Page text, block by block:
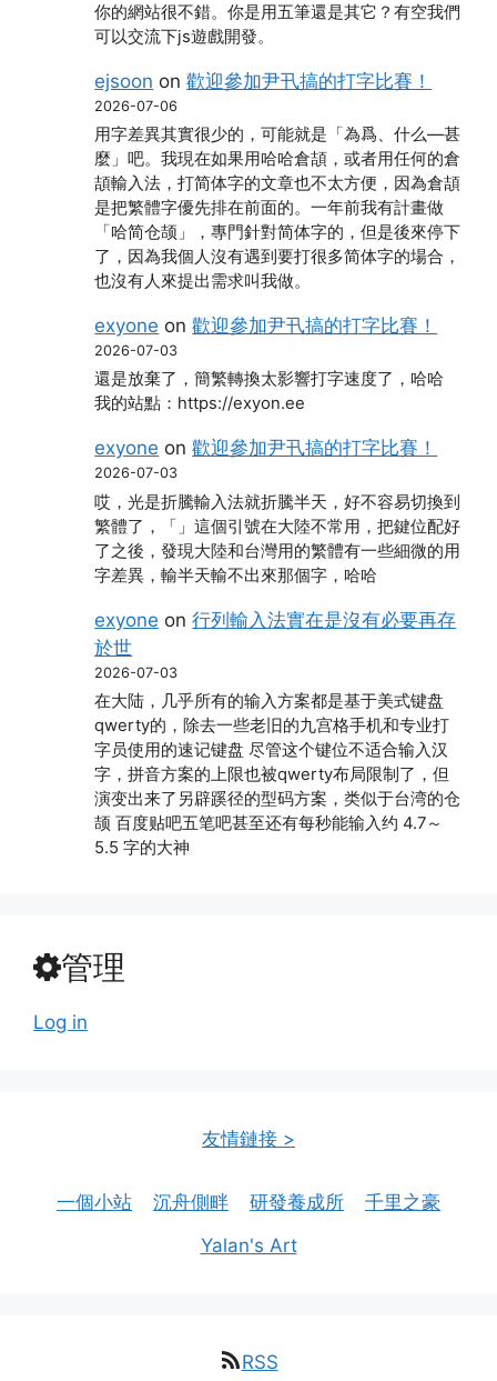
你的網站很不錯。你是用五筆還是其它？有空我們
可以交流下js遊戲開發。
ejsoon on歡迎參加尹卂搞的打字比賽！
2026-07-06
用字差異其實很少的，可能就是「為爲、什么―甚
麼」吧。我現在如果用哈哈倉頡，或者用任何的倉
頡輸入法，打简体字的文章也不太方便，因為倉頡
是把繁體字優先排在前面的。一年前我有計畫做
「哈简仓颉」，專門針對简体字的，但是後來停下
了，因為我個人沒有遇到要打很多简体字的場合，
也沒有人來提出需求叫我做。
exyone on歡迎參加尹卂搞的打字比賽！
2026-07-03
還是放棄了，簡繁轉換太影響打字速度了，哈哈
我的站點：https://exyon.ee
exyone on歡迎參加尹卂搞的打字比賽！
2026-07-03
哎，光是折騰輸入法就折騰半天，好不容易切換到
繁體了，「」這個引號在大陸不常用，把鍵位配好
了之後，發現大陸和台灣用的繁體有一些細微的用
字差異，輸半天輸不出來那個字，哈哈
exyone on行列輸入法實在是沒有必要再存
於世
2026-07-03
在大陆，几乎所有的输入方案都是基于美式键盘
qwerty的，除去一些老旧的九宫格手机和专业打
字员使用的速记键盘 尽管这个键位不适合输入汉
字，拼音方案的上限也被qwerty布局限制了，但
演变出来了另辟蹊径的型码方案，类似于台湾的仓
颉 百度贴吧五笔吧甚至还有每秒能输入约 4.7～
5.5 字的大神
管理
Log in
友情鏈接 >
一個小站 沉舟側畔 研發養成所
千里之豪
Yalan's Art
RSS